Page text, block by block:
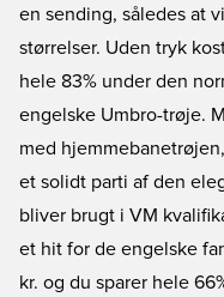
en sending, således at
størrelser. Uden tryk
hele 83% under den
engelske Umbro-trøje.
med
et solidt parti af den
bliver brugt i VM
et hit for de engelske
kr. og du sparer hele